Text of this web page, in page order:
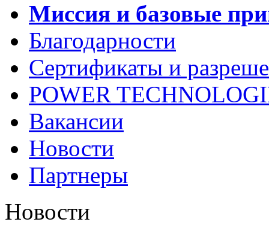
Миссия и базовые
Благодарности
Сертификаты и
POWER
Вакансии
Новости
Партнеры
Новости